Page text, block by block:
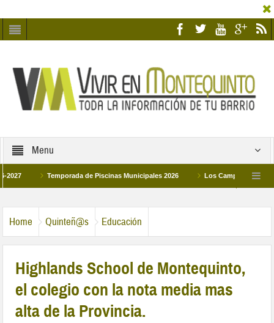
Menu
Temporada de Piscinas Municipales 2026 Los Campus de
Home Quinteñ@s Educación
Highlands School de Montequinto,
el colegio con la nota media mas
alta de la Provincia.